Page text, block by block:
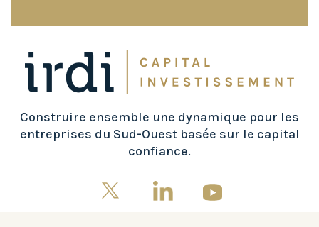
Construire ensemble une dynamique pour les
entreprises du Sud-Ouest basée sur le capital
confiance.